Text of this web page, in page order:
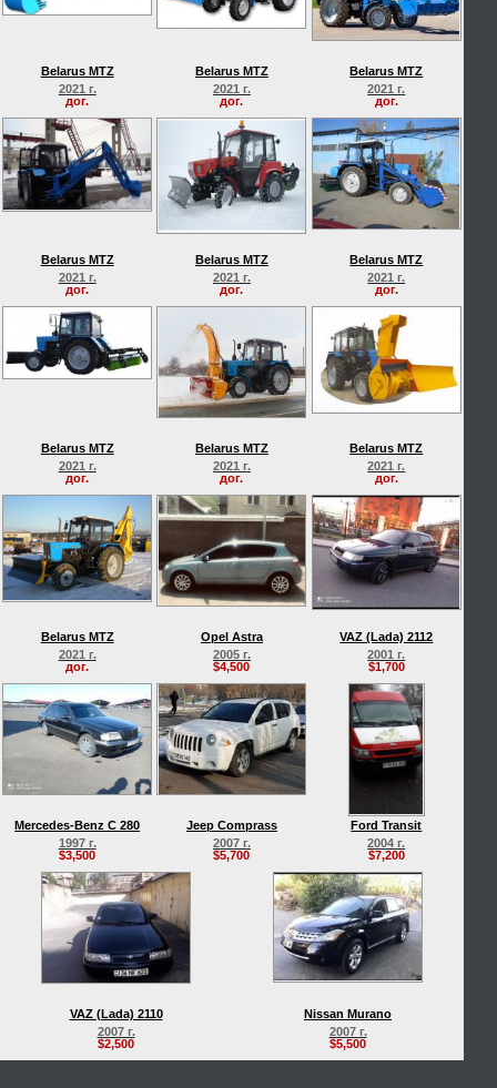
Belarus MTZ
2021 г.
дог.
Belarus MTZ
2021 г.
дог.
Belarus MTZ
2021 г.
дог.
Belarus MTZ
2021 г.
дог.
Belarus MTZ
2021 г.
дог.
Belarus MTZ
2021 г.
дог.
Belarus MTZ
2021 г.
дог.
Belarus MTZ
2021 г.
дог.
Belarus MTZ
2021 г.
дог.
Belarus MTZ
2021 г.
дог.
Opel Astra
2005 г.
$4,500
VAZ (Lada) 2112
2001 г.
$1,700
Mercedes-Benz C 280
1997 г.
$3,500
Jeep Comprass
2007 г.
$5,700
Ford Transit
2004 г.
$7,200
VAZ (Lada) 2110
2007 г.
$2,500
Nissan Murano
2007 г.
$5,500